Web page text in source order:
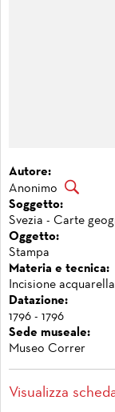
Autore:
Anonimo
Soggetto:
Svezia - Carte
Oggetto:
Stampa
Materia e tecnica:
Incisione
Datazione:
1796 - 1796
Sede museale:
Museo Correr
Visualizza